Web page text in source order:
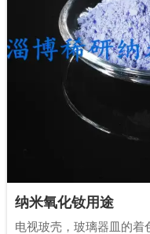
纳米氧化钕用途
电视玻壳，玻璃器皿的着